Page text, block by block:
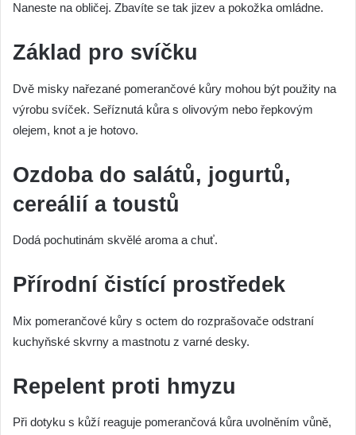
Naneste na obličej. Zbavíte se tak jizev a pokožka omládne.
Základ pro svíčku
Dvě misky nařezané pomerančové kůry mohou být použity na
výrobu svíček. Seříznutá kůra s olivovým nebo řepkovým
olejem, knot a je hotovo.
Ozdoba do salátů, jogurtů,
cereálií a toustů
Dodá pochutinám skvělé aroma a chuť.
Přírodní čistící prostředek
Mix pomerančové kůry s octem do rozprašovače odstraní
kuchyňské skvrny a mastnotu z varné desky.
Repelent proti hmyzu
Při dotyku s kůží reaguje pomerančová kůra uvolněním vůně,